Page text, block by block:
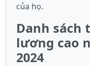
của họ.
Danh sách
lương cao
2024